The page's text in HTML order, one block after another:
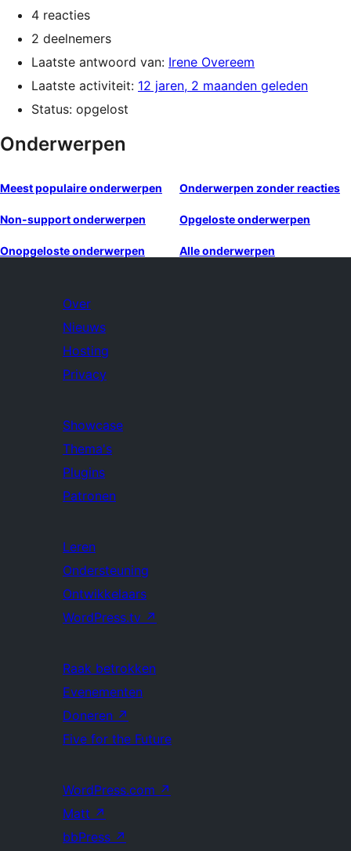
4 reacties
2 deelnemers
Laatste antwoord van: Irene Overeem
Laatste activiteit: 12 jaren, 2 maanden geleden
Status: opgelost
Onderwerpen
Meest populaire onderwerpen Onderwerpen zonder reacties
Non-support onderwerpen Opgeloste onderwerpen
Onopgeloste onderwerpen Alle onderwerpen
Over
Nieuws
Hosting
Privacy
Showcase
Thema's
Plugins
Patronen
Leren
Ondersteuning
Ontwikkelaars
WordPress.tv ↗
Raak betrokken
Evenementen
Doneren ↗
Five for the Future
WordPress.com ↗
Matt ↗
bbPress ↗